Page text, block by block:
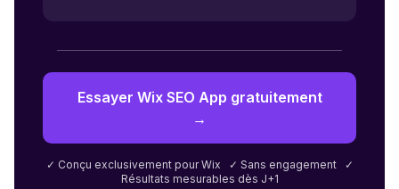
Essayer Wix SEO App gratuitement
→
✓ Conçu exclusivement pour Wix ✓ Sans engagement ✓
Résultats mesurables dès J+1